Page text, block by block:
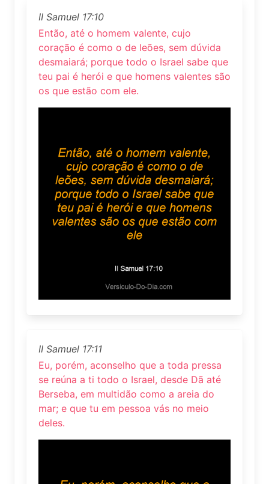
II Samuel 17:10
Então, até o homem valente, cujo
coração é como o de leões, sem dúvida
desmaiará; porque todo o Israel sabe que
teu pai é herói e que homens valentes são
os que estão com ele.
II Samuel 17:11
Eu, porém, aconselho que a toda pressa
se reúna a ti todo o Israel, desde Dã até
Berseba, em multidão como a areia do
mar; e que tu em pessoa vás no meio
deles.